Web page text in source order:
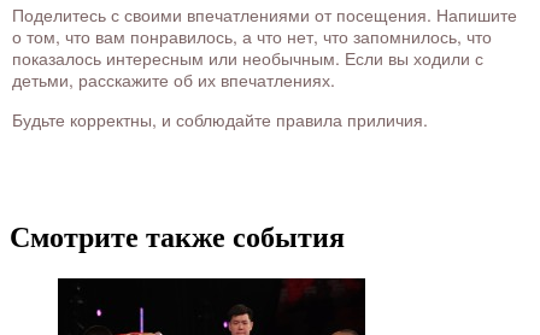
Поделитесь с своими впечатлениями от посещения. Напишите
о том, что вам понравилось, а что нет, что запомнилось, что
показалось интересным или необычным. Если вы ходили с
детьми, расскажите об их впечатлениях.
Будьте корректны, и соблюдайте правила приличия.
Смотрите также события